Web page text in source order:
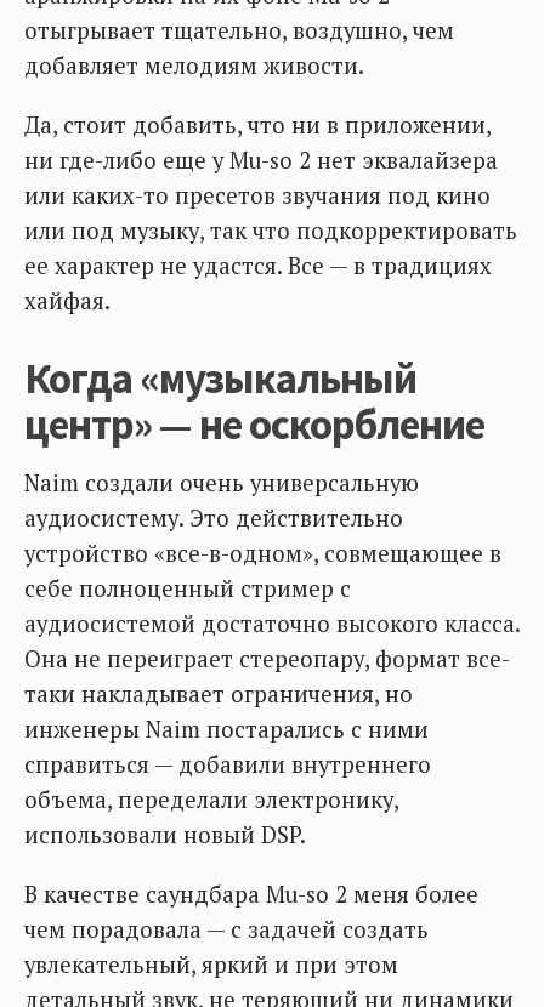
отыгрывает тщательно, воздушно, чем
добавляет мелодиям живости.
Да, стоит добавить, что ни в приложении,
ни где-либо еще у Mu-so 2 нет эквалайзера
или каких-то пресетов звучания под кино
или под музыку, так что подкорректировать
ее характер не удастся. Все — в традициях
хайфая.
Когда «музыкальный
центр» — не оскорбление
Naim создали очень универсальную
аудиосистему. Это действительно
устройство «все-в-одном», совмещающее в
себе полноценный стример с
аудиосистемой достаточно высокого класса.
Она не переиграет стереопару, формат все-
таки накладывает ограничения, но
инженеры Naim постарались с ними
справиться — добавили внутреннего
объема, переделали электронику,
использовали новый DSP.
В качестве саундбара Mu-so 2 меня более
чем порадовала — с задачей создать
увлекательный, яркий и при этом
детальный звук, не теряющий ни динамики